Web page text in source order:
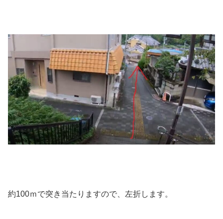
約100ｍで突き当たりますので、左折します。